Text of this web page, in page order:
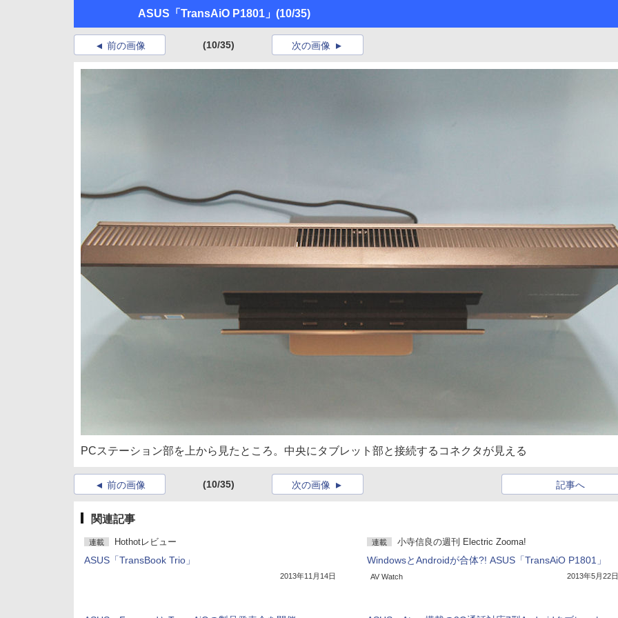
ASUS「TransAiO P1801」 (10/35)
前の画像 (10/35) 次の画像
PCステーション部を上から見たところ。中央にタブレット部と接続するコネクタが見える
前の画像 (10/35) 記事へ
次の画像
関連記事
連載 Hothotレビュー
ASUS「TransBook Trio」
2013年11月14日
連載 小寺信良の週刊 Electric Zooma!
WindowsとAndroidが合体?! ASUS「TransAiO P1801」
AV Watch 2013年5月22日